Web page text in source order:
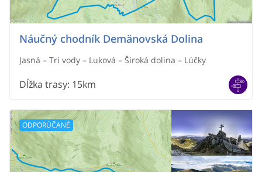
Náučný chodník Demänovská Dolina
Jasná – Tri vody – Luková – Široká dolina – Lúčky
Dĺžka trasy: 15km
ODPORÚČANÉ